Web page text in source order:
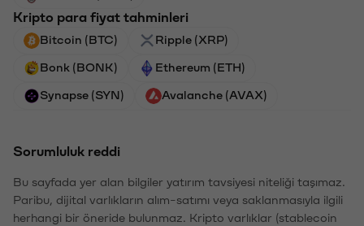
Kripto para fiyat tahminleri
Bitcoin (BTC) Ripple (XRP)
Bonk (BONK) Ethereum (ETH)
Synapse (SYN) Avalanche (AVAX)
Sorumluluk reddi
Bu sayfada yer alan bilgiler yatırım tavsiyesi niteliği taşımaz.
Paribu, dijital varlıkların alım-satımı veya saklanmasıyla ilgili
herhangi bir öneride bulunmaz. Kripto varlıklar (stablecoin